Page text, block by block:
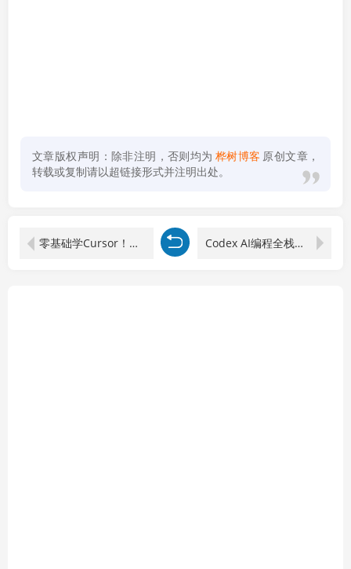
文章版权声明：除非注明，否则均为 桦树博客 原创文章，
转载或复制请以超链接形式并注明出处。
零基础学Cursor！安装+设置+模型配置+对话，手把手带你完成工具初始化 Codex AI编程全栈开发课-更新：MCP服务+Skills工程化，学完能开发旅行网站、重构企业系统